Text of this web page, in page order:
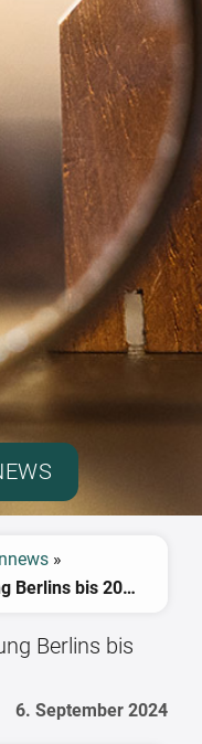
»
Pläne für die Stadtentwicklung Berlins bis 2040 beschlossen
Berlins bis
6. September 2024